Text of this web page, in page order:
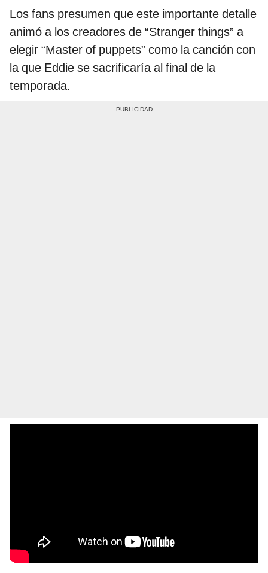
Los fans presumen que este importante detalle
animó a los creadores de “Stranger things” a
elegir “Master of puppets” como la canción con
la que Eddie se sacrificaría al final de la
temporada.